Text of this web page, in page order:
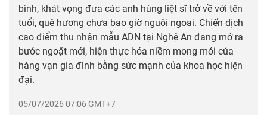
05/07/2026 07:06 GMT+7
bình, khát vọng đưa các anh hùng liệt sĩ trở về với tên
tuổi, quê hương chưa bao giờ nguôi ngoai. Chiến dịch
cao điểm thu nhận mẫu ADN tại Nghệ An đang mở ra
bước ngoặt mới, hiện thực hóa niềm mong mỏi của
hàng vạn gia đình bằng sức mạnh của khoa học hiện
đại.